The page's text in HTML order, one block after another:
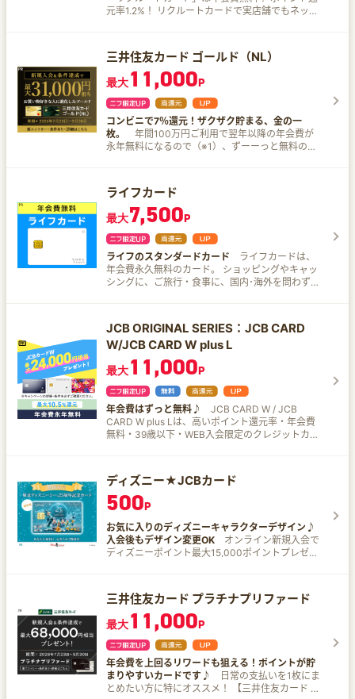
その場合のお支払い分は、 タッチ決済分のポイン
ご利用される店舗によって異なる場合がございま
す。 その場合のお支払い分は、タッチ決済分のポ
イント還元の対象となりませんので、ご了承くだ
さい。上記、タッチ決済とならない金額の上限
は、ご利用される店舗によって異な る場合がござ
います。 ※1スマホのタッチ決済対象店舗とモバイ
ルオーダーの対象店舗は異なります。詳しくはサ
ービス詳細ページをご確認ください。 ※1通常のポ
イント分を含んだ還元率です。 ※1ポイント還元率
円相当にならない場合があります。 ※1Google
済はご利用いただけません。ポイント還元は受け
られませんので、ご注意ください。 ※2 商業施設
内の店舗など、一部ポイント加算の対象とならな
い店舗があります。 ※3 カード現物のタッチ決
済、iD、カード差し込み、磁気取引は対象外で
す。 ※4 「最大10％」は、「対象のコンビニ・飲
よって付与されたセブンマイルを、Vポイントへと
交換いただくことで付与されます。 ※5 2025年4
ご購入分のうち、本サービスによる追加の特典
（＋9.25%）は付与されません。 ※6 本サービスや
10％還元の条件・詳細は、必ず三井住友カード公
式HPをご確認ください。 ※7 即時発行ができない
場合があります。
は対象外。 ※ ドコモでんき提供エリア：全国 ただ
もdポイントが100円(税込)につき1％貯まる！ ●d
カードポイントアップモールやdカード特約店な
ら、ご利用金額100円(税込)ごとの1ポイントに加
えてさらにdポイントが貯まる！ ●マツモトキヨ
シ、スターバックス、ドトール、ENEOS、JALな
どdカード特約店が豊富！ ●ETCカードの年会費
が無料！ ●国内、海外旅行保険有り ●国内・ハワ
イの主要空港のラウンジが無料で利用可能 ●iD付
ック等へ交換・利用可能 ●最短5分で審査完了！
(申込時に引き落とし口座手続き完了が条件※満た
している場合でも審査に数日かかる場合有り) ●18
歳以上の学生から申込可能 ●会員数が1,000万人
突破、ゴールドカード利用者数No.1※のカード ※調
査期間2023/5/19～5/22・20-79歳のゴールドカ
ード保有者2,067名を対象としたインターネット調
査による標本調査） ●カード情報の裏面印字でセ
キュリティ面にも配慮 ●環境に配慮したリサイク
間・用途限定ポイントも使用可能！ ●ドコモの月
額サービスでもご利用料金1,000円(税抜)ごとに税
抜金額の10％ポイント還元！ Lemino dヒッツ dキ
ッズ dマガジン dアニメストア dヘルスケア DAZN
for docomo dフォト ひかりTV for docomo
Disney+（ディズニープラス）
トキヨシ、高島屋、タワーレコード、アディダス
も、前年度に1度でもETCカードの請求があれば年
会費無料に！ ●iD付きで通常デザイン・ポインコ
デザインの2種類からカードが選べる！ ●dポイン
トはiDキャッシュバック等へ交換・利用可能 ●最
短5分で審査完了！(9:00～15:00の間に申込完了
＋申込時に引き落とし口座手続き完了が条件※満た
している場合でも審査に数日かかる場合有り) ●d
カードならマネックス証券でのdカード積立でお
得！ 「5万円以下」の場合：100円につき1ポイン
トたまります。 「7万円超10万円以下」の場合：
1,000円につき2ポイントたまります。 ※dカードで
ショッピングでたまるポイント（利用額100円税
込につき1ポイント）は進呈対象外です。 ※dカー
ド積立のご利用額は、年間ご利用額特典の累計対
象外、dカードで通常たまるポイント（利用額100
円（税込）につき1ポイント）の進呈対象外です。
●dポイントで株・ETF・REITが買える！期間・用
元率1.2%！ リクルートカードで実店舗でもネット
ントがどんどん貯まるクレジットカードです。
三井住友カード ゴールド（NL）
最大11,000P
コンビニで7％還元！ザクザク貯まる、金の一
枚。
年間100万円ご利用で翌年以降の年会費が
永年無料になるので（※1）、ずーーっと無料のチ
ゼント ▼内訳 １．新規入会＆ご入会月＋1ヵ月後
末までにスマホのタッチ決済1回で7,000円分のV
ポイントPayギフトプレゼント ２．新規入会&5万
円以上利用または10万円以上利用で最大6,000円
分のVポイントPayギフトプレゼント └5万円以上
利用で1,000円分 └10万円以上利用で3,000円分
Mastercardブランドならさらにプラス3,000円分
３．SBI証券口座開設&クレカ積立などで18,000円
ールド（NL）】の魅力ポイントをギュッと凝縮し
てお届け！ １．年会費無料の魔法 年間100万円以
上の利用で、なんと翌年以降の年会費がずーっと
無料！さらに、100万円達成のご褒美として達成
した年は毎年10,000Vポイントがもらえます！
（※1） ２．100万円のハードルは低い！ 「年間
100万円って多くない？」って思うかもしれませ
んが、家賃や日々の買い物、公共料金の支払いを
このカードでまとめちゃえば、月額9万円の利用で
意外と簡単にクリアできちゃいます。 日常の支出
の利用で10,000Vポイント（※2） がもらえるか
ら、100万円のご利用なら、実質的な還元率は最
大1.5%！高還元率でポイントがザクザク貯まるか
ら、ショッピングももっと楽しくなっちゃいます
ね。 ４．対象のコンビニ・飲食店でのスマホのタ
ッチ決済またはモバイルオーダーを利用すると、
7％ポイント還元！（※3） ５．セブン-イレブンで
済・Mastercard®タッチ決済（※5）で支払うと、
最大10％（※6）ポイント還元！（※7）（※8）
６．手軽にゴールドカードデビュー！ 三井住友カ
ード ゴールド（NL）は、ゴールドカードの豪華な
特典を手軽に楽しめる一枚です。初めてゴールド
カードを持つ方にもピッタリ。 お手軽にゴールド
カードデビューしちゃいましょう！ 年会費無料の
魔法、実質1.5%還元、手軽さ、全部そろったこの
カードを手に入れれば、毎日がもっと楽しく、も
ライフカード
最大7,500P
ライフのスタンダードカード ライフカードは、
年会費永久無料のカード。 ショッピングやキャッ
シングに、ご旅行・食事に、国内･海外を問わず、
JCB ORIGINAL SERIES：JCB CARD
W/JCB CARD W plus L
最大11,000P
年会費はずっと無料♪
JCB CARD W / JCB
CARD W plus Lは、高いポイント還元率・年会費
無料・39歳以下・WEB入会限定のクレジットカー
ディズニー★JCBカード
500P
お気に入りのディズニーキャラクターデザイン♪
入会後もデザイン変更OK オンライン新規入会で
ディズニーポイント最大15,000ポイントプレゼン
ント。 カード利用金額5万円（税込）未満 └一
般:2,000ポイント、ゴールド:10,000ポイント カ
ード利用金額5万円（税込）以上10万円（税込）
未満の利用 └一般:3,000ポイント、ゴール
ド:12,000ポイント カード利用金額10万円（税
込）以上 └一般:4,000ポイント、ゴール
ド:15,000ポイント 【ポイント付与時期】 入会受
付日:2026年4月1日～2026年6月30日 2026年4月
1日～2026年7月31日までにカードご利用と「My
三井住友カード プラチナプリファード
最大11,000P
年会費を上回るリワードも狙える！ポイントが貯
まりやすいカードです♪
日常の支払いを1枚にま
とめたい方に特にオススメ！ 【三井住友カード プ